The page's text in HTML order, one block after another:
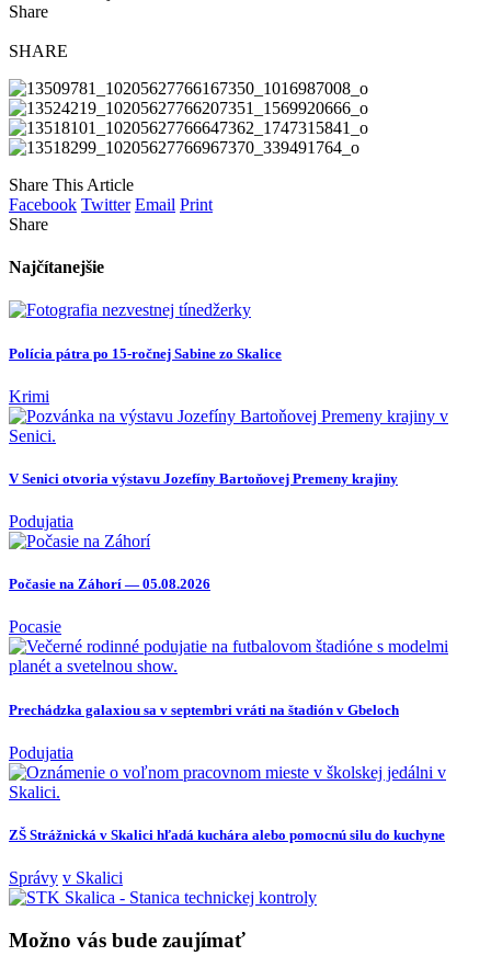
Share
SHARE
Share This Article
Facebook Twitter Email Print
Share
Najčítanejšie
Polícia pátra po 15-ročnej Sabine zo Skalice
Krimi
V Senici otvoria výstavu Jozefíny Bartoňovej Premeny krajiny
Podujatia
Počasie na Záhorí — 05.08.2026
Pocasie
Prechádzka galaxiou sa v septembri vráti na štadión v Gbeloch
Podujatia
ZŠ Strážnická v Skalici hľadá kuchára alebo pomocnú silu do kuchyne
Správy v Skalici
Možno vás bude zaujímať